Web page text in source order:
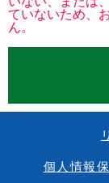
ていないため、
ん。
個人情報